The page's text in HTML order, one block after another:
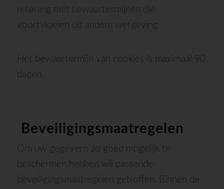
rekening met bewaartermijnen die
voortvloeien uit andere wetgeving.
Het bewaartermijn van cookies is maximaal 90
dagen.
Beveiligingsmaatregelen
Om uw gegevens zo goed mogelijk te
beschermen hebben wij passende
beveiligingsmaatregelen getroffen. Binnen de